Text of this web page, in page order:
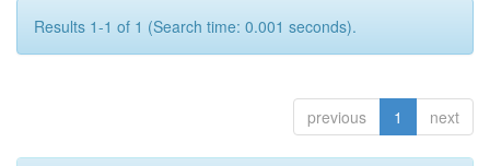
Results 1-1 of 1 (Search time: 0.001 seconds).
previous 1 next